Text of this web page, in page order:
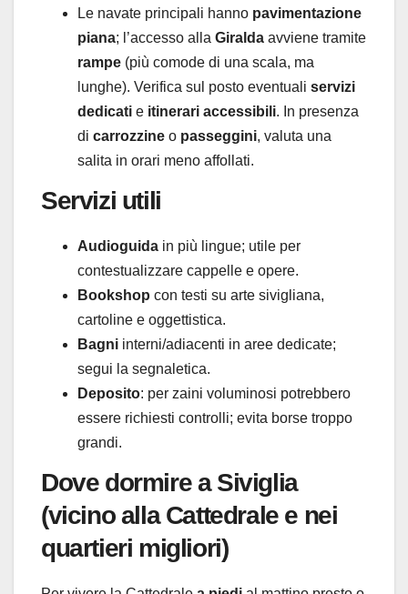
Le navate principali hanno pavimentazione
piana; l’accesso alla Giralda avviene tramite
rampe (più comode di una scala, ma
lunghe). Verifica sul posto eventuali servizi
dedicati e itinerari accessibili. In presenza
di carrozzine o passeggini, valuta una
salita in orari meno affollati.
Servizi utili
Audioguida in più lingue; utile per
contestualizzare cappelle e opere.
Bookshop con testi su arte sivigliana,
cartoline e oggettistica.
Bagni interni/adiacenti in aree dedicate;
segui la segnaletica.
Deposito: per zaini voluminosi potrebbero
essere richiesti controlli; evita borse troppo
grandi.
Dove dormire a Siviglia
(vicino alla Cattedrale e nei
quartieri migliori)